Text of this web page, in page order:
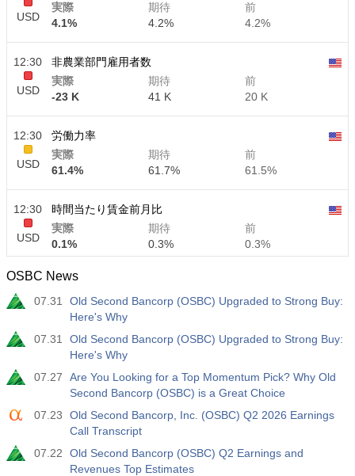
USD
実際
4.1%
期待
4.2%
前
4.2%
12:30
USD
非農業部門雇用者数
実際
-23 K
期待
41 K
前
20 K
12:30
USD
労働力率
実際
61.4%
期待
61.7%
前
61.5%
12:30
USD
時間当たり賃金前月比
実際
0.1%
期待
0.3%
前
0.3%
12:30
USD
時間当たり賃金前年比
実際
3.2%
期待
前
USD
民間非農業部門給与
実際
30 K
期待
40 K
前
30 K
USD
U6失業率
実際
7.9%
期待
7.9%
前
OSBC News
07.31
Old Second Bancorp (OSBC) Upgraded to Strong Buy:
Here's Why
07.31
Old Second Bancorp (OSBC) Upgraded to Strong Buy:
Here's Why
07.27
Are You Looking for a Top Momentum Pick? Why Old
Second Bancorp (OSBC) is a Great Choice
07.23
Old Second Bancorp, Inc. (OSBC) Q2 2026 Earnings
Call Transcript
07.22
Old Second Bancorp (OSBC) Q2 Earnings and
Revenues Top Estimates